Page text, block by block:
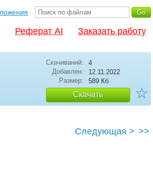
Реферат AI Заказать работу
Скачиваний:
4
Добавлен:
12.11.2022
Размер:
589 Кб
Скачать ☆
Следующая > >>